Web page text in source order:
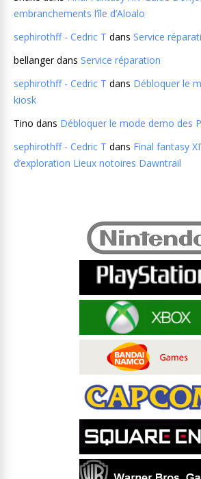
embranchements l’île d’Aloalo
sephirothff - Cedric T dans Service
bellangerdans Service réparation
sephirothff - Cedric T dans Débloquer le
kiosk
Tino dans Débloquer le mode demo des
sephirothff - Cedric T dans Final fantasy
d’exploration Lieux notoires Dawntrail